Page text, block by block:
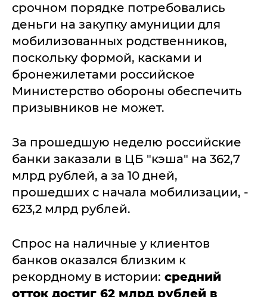
срочном порядке потребовались
деньги на закупку амуниции для
мобилизованных родственников,
поскольку формой, касками и
бронежилетами российское
Министерство обороны обеспечить
призывников не может.
За прошедшую неделю российские
банки заказали в ЦБ "кэша" на 362,7
млрд рублей, а за 10 дней,
прошедших с начала мобилизации, -
623,2 млрд рублей.
Спрос на наличные у клиентов
банков оказался близким к
рекордному в истории: средний
отток достиг 62 млрд рублей в